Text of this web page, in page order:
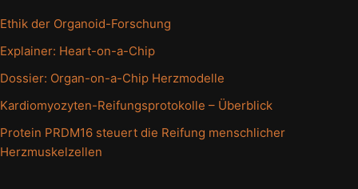
Ethik der Organoid-Forschung
Explainer: Heart-on-a-Chip
Dossier: Organ-on-a-Chip Herzmodelle
Kardiomyozyten-Reifungsprotokolle – Überblick
Protein PRDM16 steuert die Reifung menschlicher
Herzmuskelzellen